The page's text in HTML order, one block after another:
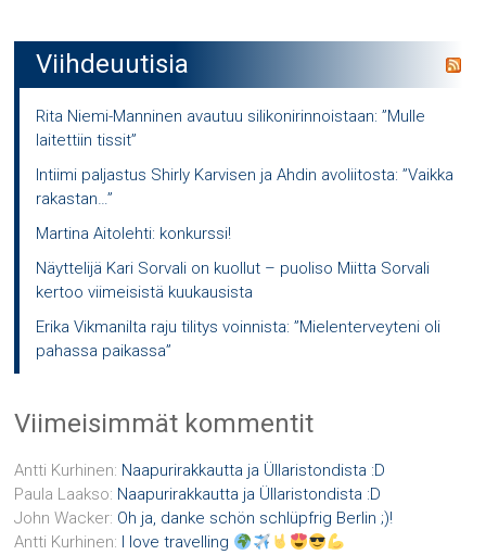
Viihdeuutisia
Rita Niemi-Manninen avautuu silikonirinnoistaan: ”Mulle
laitettiin tissit”
Intiimi paljastus Shirly Karvisen ja Ahdin avoliitosta: ”Vaikka
rakastan…”
Martina Aitolehti: konkurssi!
Näyttelijä Kari Sorvali on kuollut – puoliso Miitta Sorvali
kertoo viimeisistä kuukausista
Erika Vikmanilta raju tilitys voinnista: ”Mielenterveyteni oli
pahassa paikassa”
Viimeisimmät kommentit
Antti Kurhinen: Naapurirakkautta ja Üllaristondista :D
Paula Laakso: Naapurirakkautta ja Üllaristondista :D
John Wacker: Oh ja, danke schön schlüpfrig Berlin ;)!
Antti Kurhinen: I love travelling